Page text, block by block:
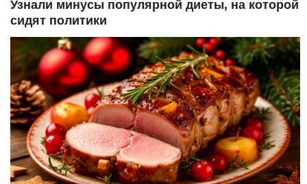
Узнали минусы популярной диеты, на которой
сидят политики